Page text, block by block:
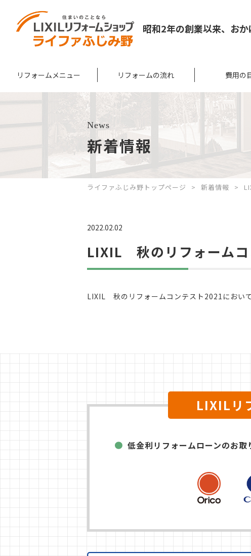
昭和2年の創業以来、 お
リフォームメニュー リフォームの流れ 費用の
News
新着情報
ライファふじみ野トップページ 新着情報
2022.02.02
LIXIL 秋のリフォーム
LIXIL 秋のリフォームコンテスト2021におい
LIXILリ
低金利リフォームローンのお取